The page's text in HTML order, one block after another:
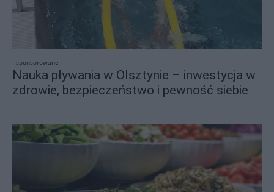
sponsorowane
Nauka pływania w Olsztynie – inwestycja w
zdrowie, bezpieczeństwo i pewność siebie